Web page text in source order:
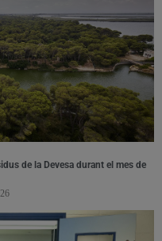
de la Devesa durant el mes de